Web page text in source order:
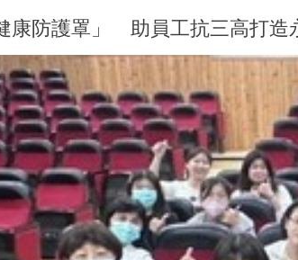
康防護罩」 助員工抗三高打造